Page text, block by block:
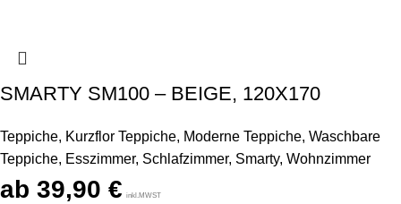
SMARTY SM100 – BEIGE, 120X170
Teppiche, Kurzflor Teppiche, Moderne Teppiche, Waschbare
Teppiche, Esszimmer, Schlafzimmer, Smarty, Wohnzimmer
39,90 € inkl.MWST